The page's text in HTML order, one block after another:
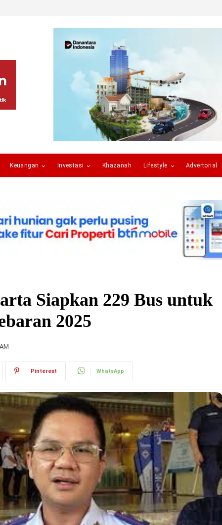
Keuangan Investasi Khazanah Lifestyle Advertorial
Siapkan 229 Bus untuk
2025
Pinterest WhatsApp